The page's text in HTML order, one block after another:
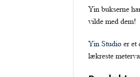
Yin bukserne
vilde med dem!
Yin Studio er et
lækreste